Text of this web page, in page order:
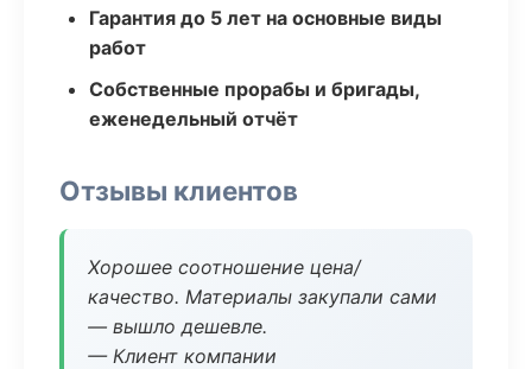
Гарантия до 5 лет на основные виды
работ
Собственные прорабы и бригады,
еженедельный отчёт
Отзывы клиентов
Хорошее соотношение цена/
качество. Материалы закупали сами
— вышло дешевле.
— Клиент компании